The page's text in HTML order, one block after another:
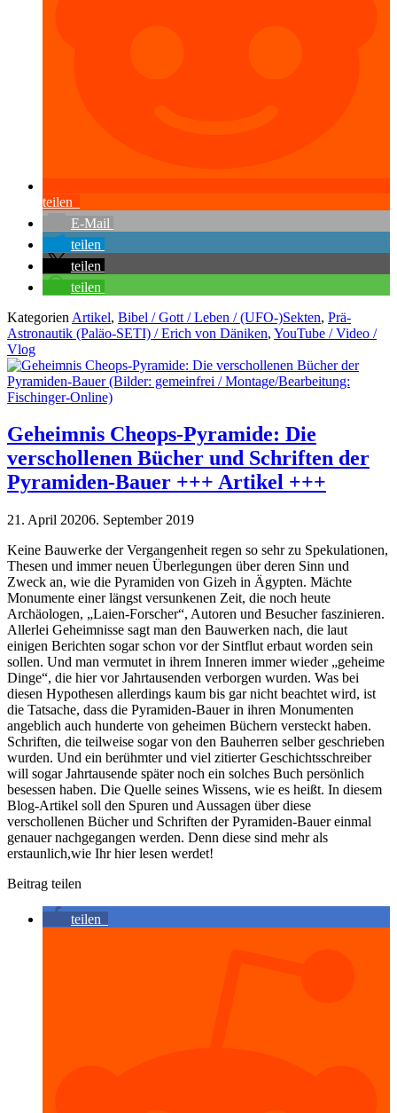
teilen
E-Mail
teilen
teilen
teilen
Kategorien Artikel, Bibel / Gott / Leben / (UFO-)Sekten, Prä-
Astronautik (Paläo-SETI) / Erich von Däniken, YouTube / Video /
Vlog
Geheimnis Cheops-Pyramide: Die
verschollenen Bücher und Schriften der
Pyramiden-Bauer +++ Artikel +++
21. April 20206. September 2019
Keine Bauwerke der Vergangenheit regen so sehr zu Spekulationen,
Thesen und immer neuen Überlegungen über deren Sinn und
Zweck an, wie die Pyramiden von Gizeh in Ägypten. Mächte
Monumente einer längst versunkenen Zeit, die noch heute
Archäologen, „Laien-Forscher“, Autoren und Besucher faszinieren.
Allerlei Geheimnisse sagt man den Bauwerken nach, die laut
einigen Berichten sogar schon vor der Sintflut erbaut worden sein
sollen. Und man vermutet in ihrem Inneren immer wieder „geheime
Dinge“, die hier vor Jahrtausenden verborgen wurden. Was bei
diesen Hypothesen allerdings kaum bis gar nicht beachtet wird, ist
die Tatsache, dass die Pyramiden-Bauer in ihren Monumenten
angeblich auch hunderte von geheimen Büchern versteckt haben.
Schriften, die teilweise sogar von den Bauherren selber geschrieben
wurden. Und ein berühmter und viel zitierter Geschichtsschreiber
will sogar Jahrtausende später noch ein solches Buch persönlich
besessen haben. Die Quelle seines Wissens, wie es heißt. In diesem
Blog-Artikel soll den Spuren und Aussagen über diese
verschollenen Bücher und Schriften der Pyramiden-Bauer einmal
genauer nachgegangen werden. Denn diese sind mehr als
erstaunlich,wie Ihr hier lesen werdet!
Beitrag teilen
teilen